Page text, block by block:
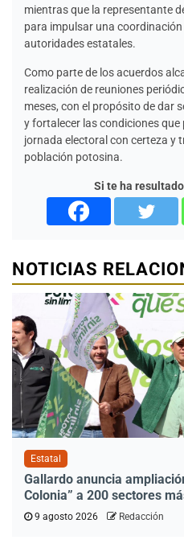
mientras que la representante
para impulsar una
autoridades estatales.
Como parte de los acuerdos
realización de reuniones
meses, con el propósito de dar
y fortalecer las condiciones
jornada electoral con certeza y
población potosina.
Si te ha
NOTICIAS
Estatal
Gallardo anuncia
Colonia” a 200 sectores
9 agosto 2026 Redacción